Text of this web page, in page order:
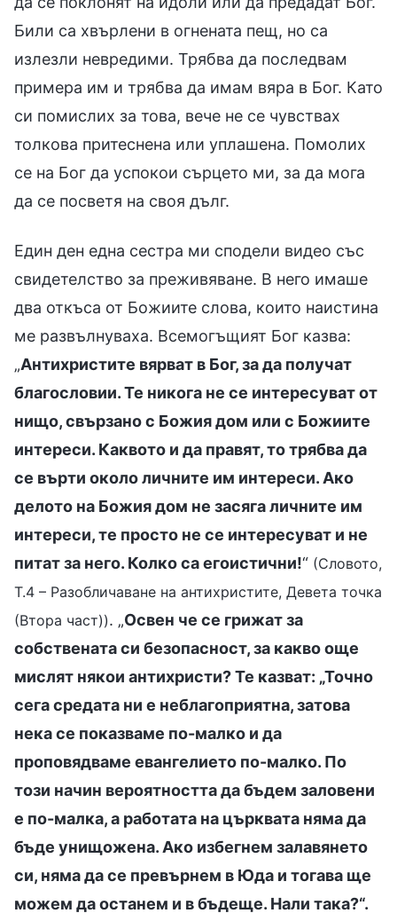
Били са хвърлени в огнената пещ, но са
излезли невредими. Трябва да последвам
примера им и трябва да имам вяра в Бог. Като
си помислих за това, вече не се чувствах
толкова притеснена или уплашена. Помолих
се на Бог да успокои сърцето ми, за да мога
да се посветя на своя дълг.
Един ден една сестра ми сподели видео със
свидетелство за преживяване. В него имаше
два откъса от Божиите слова, които наистина
ме развълнуваха. Всемогъщият Бог казва:
„Антихристите вярват в Бог, за да получат
благословии. Те никога не се интересуват от
нищо, свързано с Божия дом или с Божиите
интереси. Каквото и да правят, то трябва да
се върти около личните им интереси. Ако
делото на Божия дом не засяга личните им
интереси, те просто не се интересуват и не
питат за него. Колко са егоистични!“ (Словото,
Т.4 – Разобличаване на антихристите, Девета точка
(Втора част)). „Освен че се грижат за
собствената си безопасност, за какво още
мислят някои антихристи? Те казват: „Точно
сега средата ни е неблагоприятна, затова
нека се показваме по-малко и да
проповядваме евангелието по-малко. По
този начин вероятността да бъдем заловени
е по-малка, а работата на църквата няма да
бъде унищожена. Ако избегнем залавянето
си, няма да се превърнем в Юда и тогава ще
можем да останем и в бъдеще. Нали така?“.